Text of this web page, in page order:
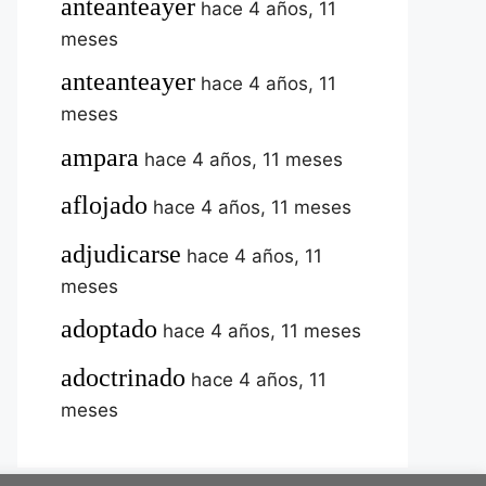
anteanteayer hace 4 años, 11
meses
anteanteayer hace 4 años, 11
meses
ampara hace 4 años, 11 meses
aflojado hace 4 años, 11 meses
adjudicarse hace 4 años, 11
meses
adoptado hace 4 años, 11 meses
adoctrinado hace 4 años, 11
meses